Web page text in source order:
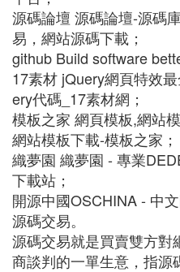
源碼論壇 源碼論壇-源碼
易，網站源碼下載；
github Build software
17素材 jQuery網頁特效
ery代碼_17素材網；
模板之家 網頁模板,網站
網站模板下載-模板之家；
織夢園 織夢園 - 專業
下載站；
開源中國OSCHINA - 中
源碼交易。
源碼交易就是買賣雙方
商談判的一單生意，指源